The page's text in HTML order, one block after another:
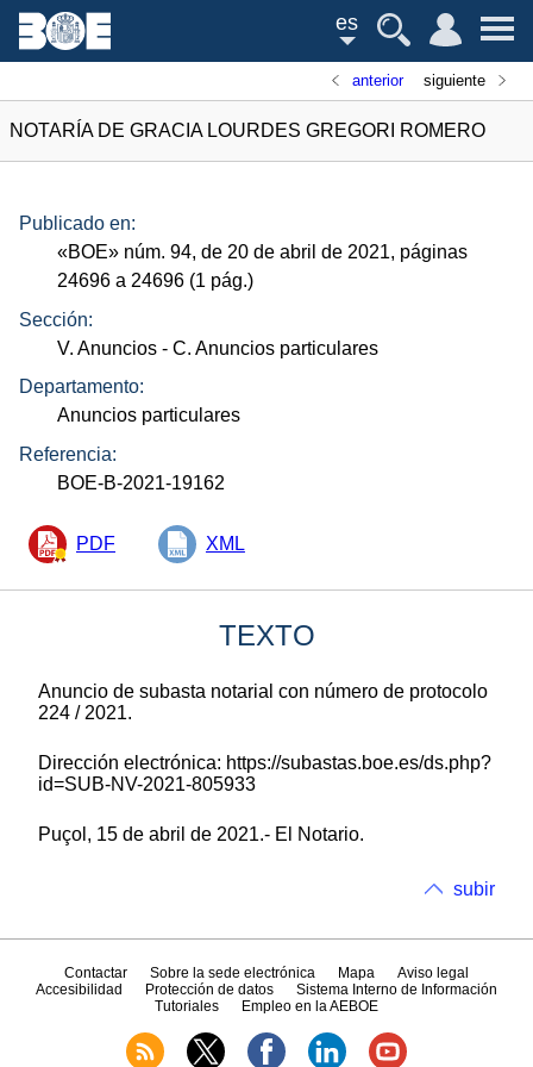
es
anterior siguiente
NOTARÍA DE GRACIA LOURDES GREGORI ROMERO
Publicado en:
«BOE» núm. 94, de 20 de abril de 2021, páginas
24696 a 24696 (1 pág.)
Sección:
V. Anuncios - C. Anuncios particulares
Departamento:
Anuncios particulares
Referencia:
BOE-B-2021-19162
PDF XML
TEXTO
Anuncio de subasta notarial con número de protocolo
224 / 2021.
Dirección electrónica: https://subastas.boe.es/ds.php?
id=SUB-NV-2021-805933
Puçol, 15 de abril de 2021.- El Notario.
subir
Contactar Sobre la sede electrónica Mapa
Aviso legal
Accesibilidad
Protección de datos
Sistema Interno de Información
Tutoriales
Empleo en la AEBOE